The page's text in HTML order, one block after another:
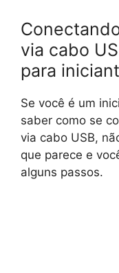
via cabo
para
Se você é um
saber como se
via cabo USB,
que parece e
alguns passos.